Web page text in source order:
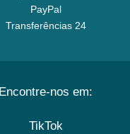
PayPal
Transferências 24
Encontre-nos em:
TikTok